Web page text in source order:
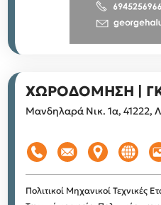
ΧΩΡΟΔΟΜΗΣΗ |
Μανδηλαρά Νικ. 1α, 41222,
Πολιτικοί Μηχανικοί Τεχνικές